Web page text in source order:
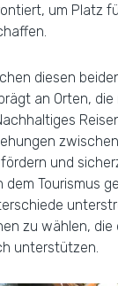
um Platz
diesen
an Orten,
und
dem Tourismus
zu wählen, die
unterstützen.